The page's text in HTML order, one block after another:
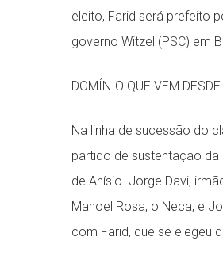
eleito, Farid será prefeito
governo Witzel (PSC) em
DOMÍNIO QUE VEM
Na linha de sucessão do
partido de sustentação da
de Anísio. Jorge Davi,
Manoel Rosa, o Neca, e
com Farid, que se elegeu